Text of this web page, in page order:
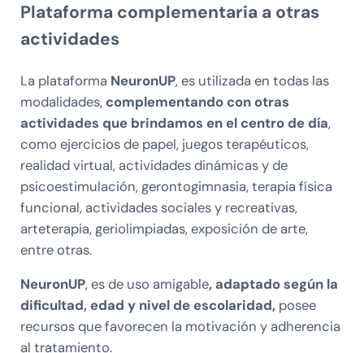
Plataforma complementaria a otras
actividades
La plataforma NeuronUP, es utilizada en todas las
modalidades, complementando con otras
actividades que brindamos en el centro de día,
como ejercicios de papel, juegos terapéuticos,
realidad virtual, actividades dinámicas y de
psicoestimulación, gerontogimnasia, terapia física
funcional, actividades sociales y recreativas,
arteterapia, geriolimpiadas, exposición de arte,
entre otras.
NeuronUP, es de uso amigable, adaptado según la
dificultad, edad y nivel de escolaridad,posee
recursos que favorecen la motivación y adherencia
al tratamiento.